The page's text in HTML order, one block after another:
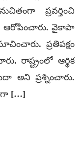
ప్రవర్తించి
ఆరోపించారు. వైకాపా
ప్రతిపక్షం
రాష్ట్రంలో ఆర్థిక
అని ప్రశ్నించారు.
[…]